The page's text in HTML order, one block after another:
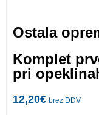
Ostala
Komplet
pri
12,20€ brez DDV